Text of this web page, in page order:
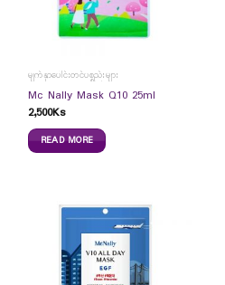
မျက်နှာပေါင်းတင်ပစ္စည်းများ
Mc Nally Mask Q10 25ml
2,500Ks
READ MORE